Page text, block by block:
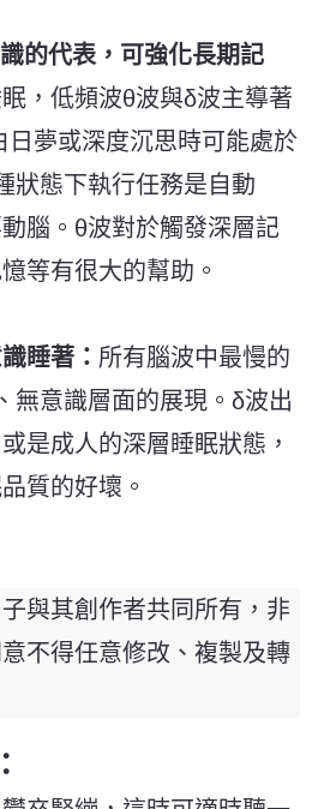
的代表，可強化長期記
，低頻波θ波與δ波主導著
日夢或深度沉思時可能處於
狀態下執行任務是自動
腦。θ波對於觸發深層記
等有很大的幫助。
睡著： 所有腦波中最慢的
無意識層面的展現。δ波出
是成人的深層睡眠狀態，
質的好壞。
與其創作者共同所有，非
不得任意修改、複製及轉